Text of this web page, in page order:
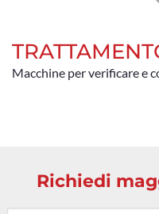
Macchine per verificare e
Richiedi